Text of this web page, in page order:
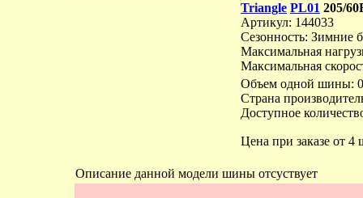
Triangle PL01 205/
Артикул: 144033
Сезонность: Зимние
Максимальная
Максимальная
Объем одной шины:
Страна
Доступное
Цена при заказе от 4
Описание данной модели шины отсуствует